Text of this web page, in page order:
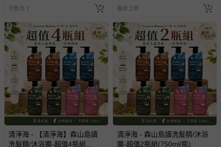
預購商品：預購為海外同步代購，遇缺貨即會通知媽咪並協
助取消退款事宜。
商品如因「價格、組合」等錯誤原因，導致無法安排出貨，
會主動以簡訊及mail通知訂單取消事宜，並將提供適當補
償。
已售出 1 最新上架
清淨海 - 【清淨海】森山島讀
洗髮精/沐浴露-超值4瓶組
清淨海 - 森山島讀洗髮精/沐浴
露-超值2瓶組(750ml/瓶)